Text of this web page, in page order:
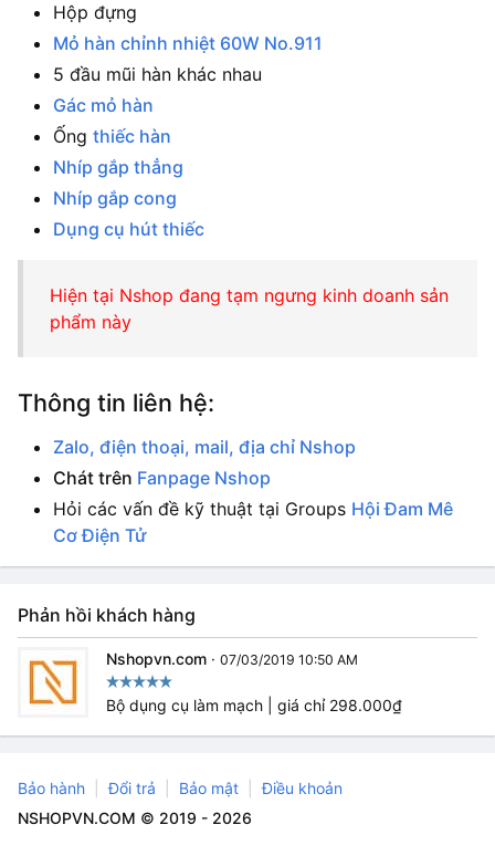
Hộp đựng
Mỏ hàn chỉnh nhiệt 60W No.911
5 đầu mũi hàn khác nhau
Gác mỏ hàn
Ống thiếc hàn
Nhíp gắp thẳng
Nhíp gắp cong
Dụng cụ hút thiếc
Hiện tại Nshop đang tạm ngưng kinh doanh sản
phẩm này
Thông tin liên hệ:
Zalo, điện thoại, mail, địa chỉ Nshop
Chát trên Fanpage Nshop
Hỏi các vấn đề kỹ thuật tại Groups Hội Đam Mê
Cơ Điện Tử
Phản hồi khách hàng
Nshopvn.com · 07/03/2019 10:50 AM
Bộ dụng cụ làm mạch | giá chỉ 298.000₫
Bảo hành Đổi trả Bảo mật
Điều khoản
NSHOPVN.COM © 2019 - 2026